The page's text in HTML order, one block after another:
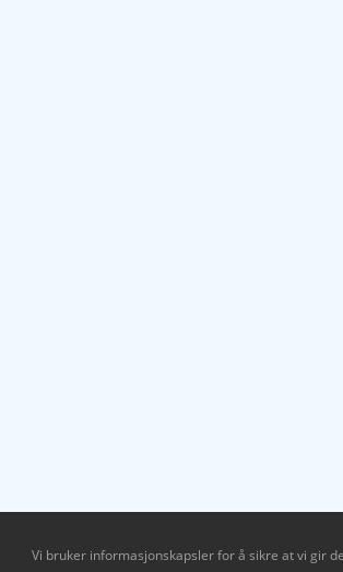
Vi bruker informasjonskapsler for å sikre at vi gir